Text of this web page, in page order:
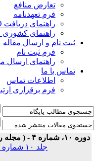
تعارض منافع
فرم تعهدنامه
راهنمای دریافت ORCID
راهنمای کشوری
ثبت نام و ارسال مقاله
فرم ثبت نام
راهنمای ارسال
تماس با ما
اطلاعات تماس
فرم برقراری
شماره ۴ - ( مجله روانشناسی و روانپزشکی شناخت ۱۴۰۲ )
جلد ۱۰ شماره ۴ صفحات ۶۸-۵۵